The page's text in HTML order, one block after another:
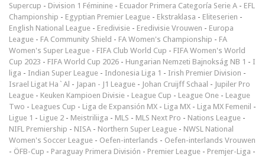
Supercup - Division 1 Féminine - Ecuador Primera Categoría Serie A - EFL
Championship - Egyptian Premier League - Ekstraklasa - Eliteserien -
English National League - Eredivisie - Eredivisie Vrouwen - Europa
League - FA Community Shield - FA Women's Championship - FA
Women's Super League - FIFA Club World Cup - FIFA Women's World
Cup 2023 - FIFA World Cup 2026 - Hungarian Nemzeti Bajnokság NB 1 - I
liga - Indian Super League - Indonesia Liga 1 - Irish Premier Division -
Israel Ligat Ha`Al - Japan - J1 League - Johan Cruijff Schaal - Jupiler Pro
League - Keuken Kampioen Divisie - League Cup - League One - League
Two - Leagues Cup - Liga de Expansión MX - Liga MX - Liga MX Femenil -
Ligue 1 - Ligue 2 - Meistriliiga - MLS - MLS Next Pro - Nations League -
NIFL Premiership - NISA - Northern Super League - NWSL National
Women's Soccer League - Oefen-interlands - Oefen-interlands Vrouwen
- ÖFB-Cup - Paraguay Primera División - Premier League - Premjer-Liga -